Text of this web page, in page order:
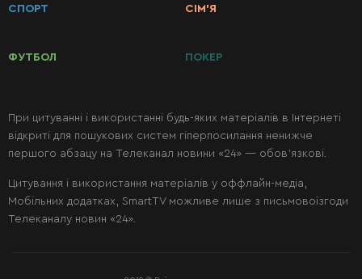
Другі
Салати
СПОРТ
ФУТБОЛ
СІМ’Я
ПОКЕР
При цитуванні і використанні будь-яких матеріалів в Інтернеті
відкриті для пошукових систем гіперпосилання ненижче
першого абзацу на Телеканал новини «24» — обов’язкові.
Цитування і використання матеріалів у оффлайн-медіа,
Мобільних додатках, SmartTV можливе лише з письмовоїзгоди
Телеканалу новин «24».